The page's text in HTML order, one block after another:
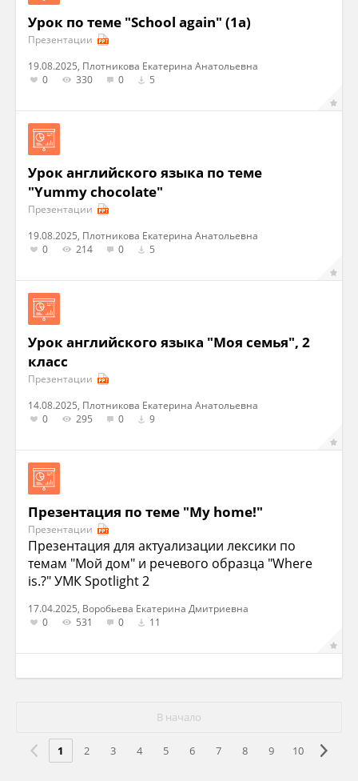
Урок по теме "School again" (1a)
Презентации
19.08.2025, Плотникова Екатерина Анатольевна
0
330 0 5
Урок английского языка по теме
"Yummy chocolate"
Презентации
19.08.2025, Плотникова Екатерина Анатольевна
0
214 0 5
Урок английского языка "Моя семья", 2
класс
Презентации
14.08.2025, Плотникова Екатерина Анатольевна
0
295 0 9
Презентация по теме "My home!"
Презентации
Презентация для актуализации лексики по
темам "Мой дом" и речевого образца "Where
is.?" УМК Spotlight 2
17.04.2025, Воробьева Екатерина Дмитриевна
0
531 0 11
В начало
1 2 3 4 5 6 7 8 9 10